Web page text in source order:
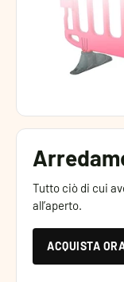
Tutto ciò di cui
all’aperto.
ACQUISTA